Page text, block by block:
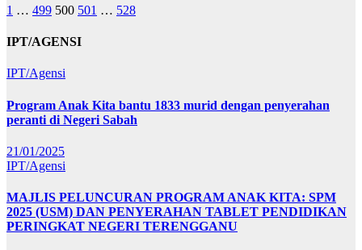
1 … 499 500 501 … 528
IPT/AGENSI
IPT/Agensi
Program Anak Kita bantu 1833 murid dengan penyerahan
peranti di Negeri Sabah
21/01/2025
IPT/Agensi
MAJLIS PELUNCURAN PROGRAM ANAK KITA: SPM
2025 (USM) DAN PENYERAHAN TABLET PENDIDIKAN
PERINGKAT NEGERI TERENGGANU